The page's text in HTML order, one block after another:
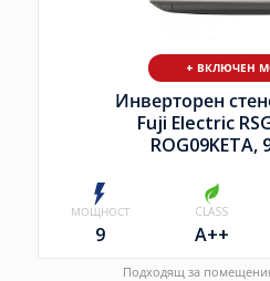
+ ВКЛЮЧЕН
Инверторен
Fuji Electric
ROG09KETA,
МОЩНОСТ
9
CLASS
A++
Подходящ за